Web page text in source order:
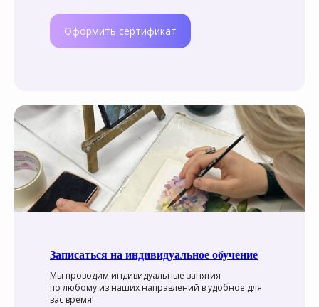
Оформить сертификат
Записаться на индивидуальное обучение
Мы проводим индивидуальные занятия
по любому из наших направлений в удобное для
вас время!
Контактыстудии
"Аля Прима"